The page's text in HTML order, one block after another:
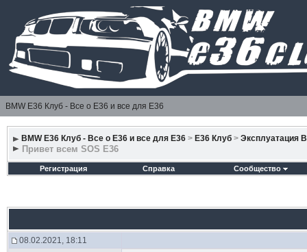
BMW E36 Клуб - Все о Е36 и все для Е36
BMW E36 Клуб - Все о Е36 и все для Е36 > E36 Клуб > Эксплуатация
Привет всем SOS E36
Регистрация Справка Сообщество
08.02.2021, 18:11